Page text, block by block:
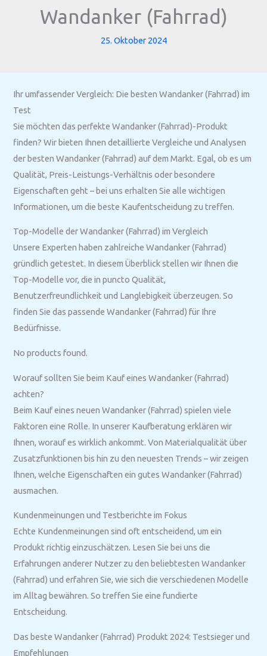
Wandanker (Fahrrad)
25. Oktober 2024
Ihr umfassender Vergleich: Die besten Wandanker (Fahrrad) im
Test
Sie möchten das perfekte Wandanker (Fahrrad)-Produkt
finden? Wir bieten Ihnen detaillierte Vergleiche und Analysen
der besten Wandanker (Fahrrad) auf dem Markt. Egal, ob es um
Qualität, Preis-Leistungs-Verhältnis oder besondere
Eigenschaften geht – bei uns erhalten Sie alle wichtigen
Informationen, um die beste Kaufentscheidung zu treffen.
Top-Modelle der Wandanker (Fahrrad) im Vergleich
Unsere Experten haben zahlreiche Wandanker (Fahrrad)
gründlich getestet. In diesem Überblick stellen wir Ihnen die
Top-Modelle vor, die in puncto Qualität,
Benutzerfreundlichkeit und Langlebigkeit überzeugen. So
finden Sie das passende Wandanker (Fahrrad) für Ihre
Bedürfnisse.
No products found.
Worauf sollten Sie beim Kauf eines Wandanker (Fahrrad)
achten?
Beim Kauf eines neuen Wandanker (Fahrrad) spielen viele
Faktoren eine Rolle. In unserer Kaufberatung erklären wir
Ihnen, worauf es wirklich ankommt. Von Materialqualität über
Zusatzfunktionen bis hin zu den neuesten Trends – wir zeigen
Ihnen, welche Eigenschaften ein gutes Wandanker (Fahrrad)
ausmachen.
Kundenmeinungen und Testberichte im Fokus
Echte Kundenmeinungen sind oft entscheidend, um ein
Produkt richtig einzuschätzen. Lesen Sie bei uns die
Erfahrungen anderer Nutzer zu den beliebtesten Wandanker
(Fahrrad) und erfahren Sie, wie sich die verschiedenen Modelle
im Alltag bewähren. So treffen Sie eine fundierte
Entscheidung.
Das beste Wandanker (Fahrrad) Produkt 2024: Testsieger und
Empfehlungen